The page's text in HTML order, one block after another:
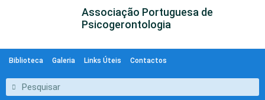
Associação Portuguesa de
Psicogerontologia
Biblioteca Galeria Links Úteis Contactos